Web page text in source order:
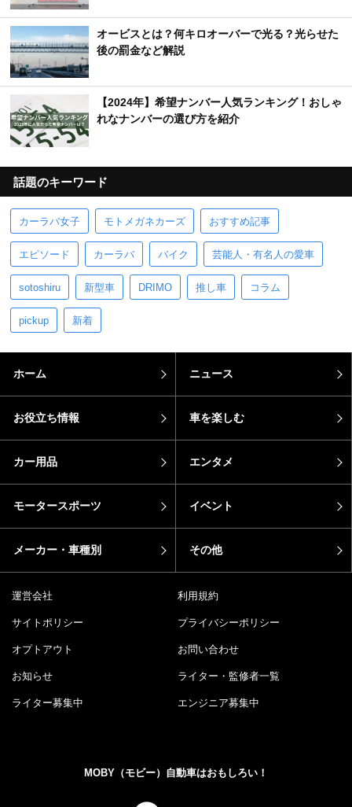
オービスとは？何キロオーバーで光る？光らせた
後の罰金など解説
【2024年】希望ナンバー人気ランキング！おしゃ
れなナンバーの選び方を紹介
話題のキーワード
カーラバ女子 モトメガネカーズ おすすめ記事
エピソード カーラバ バイク 芸能人・有名人の愛車
sotoshiru 新型車 DRIMO 推し車 コラム
pickup 新着
ホーム ニュース
お役立ち情報 車を楽しむ
カー用品 エンタメ
モータースポーツ イベント
メーカー・車種別 その他
運営会社 利用規約
サイトポリシー プライバシーポリシー
オプトアウト お問い合わせ
お知らせ ライター・監修者一覧
ライター募集中 エンジニア募集中
MOBY（モビー）自動車はおもしろい！